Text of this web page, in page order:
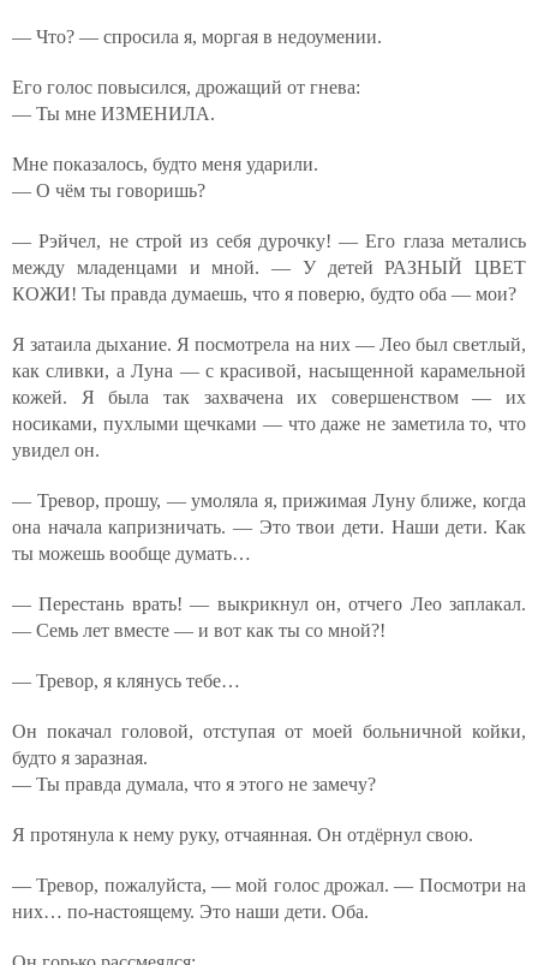
— Что? — спросила я, моргая в недоумении.
Его голос повысился, дрожащий от гнева:
— Ты мне ИЗМЕНИЛА.
Мне показалось, будто меня ударили.
— О чём ты говоришь?
— Рэйчел, не строй из себя дурочку! — Его глаза метались
между младенцами и мной. — У детей РАЗНЫЙ ЦВЕТ
КОЖИ! Ты правда думаешь, что я поверю, будто оба — мои?
Я затаила дыхание. Я посмотрела на них — Лео был светлый,
как сливки, а Луна — с красивой, насыщенной карамельной
кожей. Я была так захвачена их совершенством — их
носиками, пухлыми щечками — что даже не заметила то, что
увидел он.
— Тревор, прошу, — умоляла я, прижимая Луну ближе, когда
она начала капризничать. — Это твои дети. Наши дети. Как
ты можешь вообще думать…
— Перестань врать! — выкрикнул он, отчего Лео заплакал.
— Семь лет вместе — и вот как ты со мной?!
— Тревор, я клянусь тебе…
Он покачал головой, отступая от моей больничной койки,
будто я заразная.
— Ты правда думала, что я этого не замечу?
Я протянула к нему руку, отчаянная. Он отдёрнул свою.
— Тревор, пожалуйста, — мой голос дрожал. — Посмотри на
них… по-настоящему. Это наши дети. Оба.